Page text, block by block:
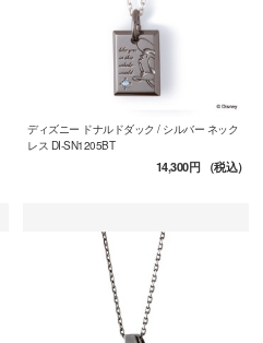
ディズニー ドナルドダック / シルバー ネック
レス DI-SN1205BT
14,300円（税込）